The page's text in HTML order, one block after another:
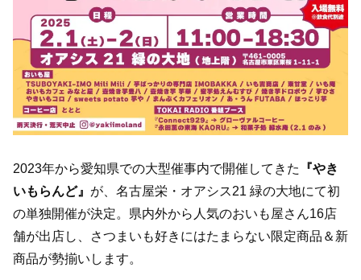
2023年から愛知県での大型催事内で開催してきた
『やき
いもらんど』 が、名古屋栄・オアシス21 緑の大地にて初
の単独開催が決定。県内外から人気のおいも屋さん16店
舗が出店し、さつまいも好きにはたまらない限定商品＆新
商品が勢揃いします。